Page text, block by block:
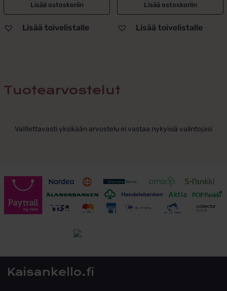
Lisää ostoskoriin
Lisää toivelistalle
Lisää ostoskoriin
Lisää toivelistalle
Tuotearvostelut
Valitettavasti yksikään arvostelu ei vastaa nykyisiä valintojasi
Toimitusehdot
Kaisankello.fi